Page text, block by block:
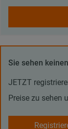
Sie sehen
JETZT
Preise zu sehen